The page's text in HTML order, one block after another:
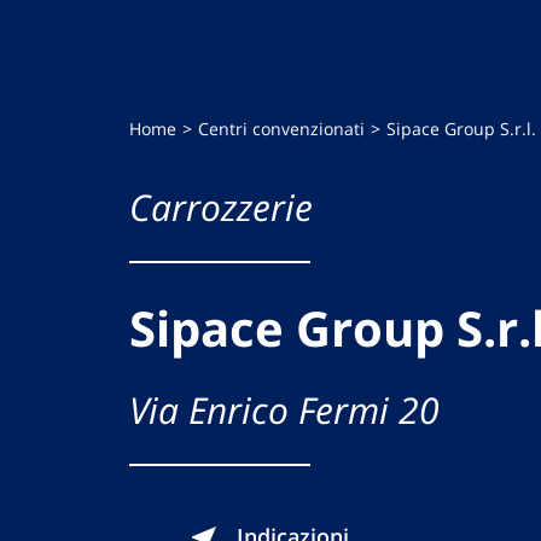
Home Centri convenzionati Sipace Group S.r.l.
Carrozzerie
Sipace Group
Via Enrico Fermi 20